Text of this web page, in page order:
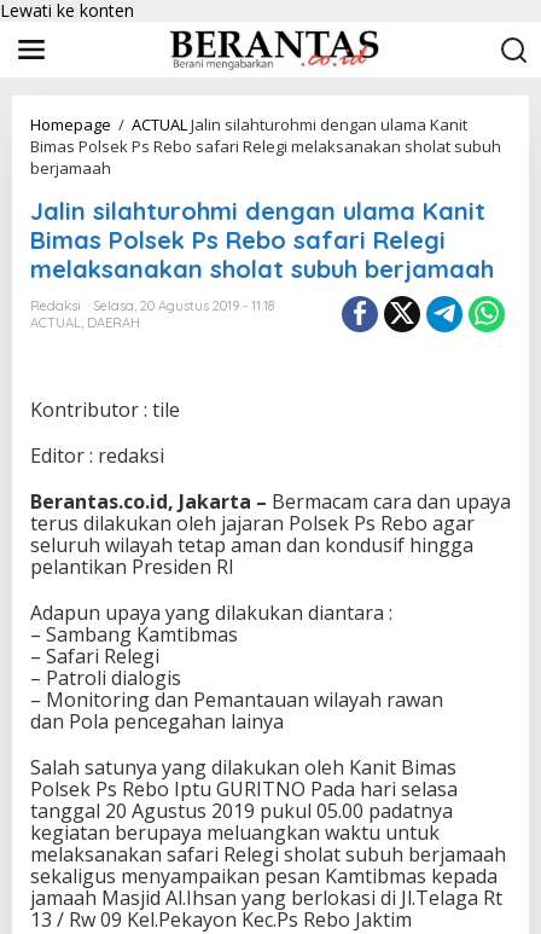
Lewati ke konten
Homepage / ACTUALJalin silahturohmi dengan ulama Kanit
Bimas Polsek Ps Rebo safari Relegi melaksanakan sholat subuh
berjamaah
Jalin silahturohmi dengan ulama Kanit
Bimas Polsek Ps Rebo safari Relegi
melaksanakan sholat subuh berjamaah
Redaksi
Selasa, 20 Agustus 2019 - 11:18
ACTUAL, DAERAH
Kontributor : tile
Editor : redaksi
Berantas.co.id, Jakarta – Bermacam cara dan upaya
terus dilakukan oleh jajaran Polsek Ps Rebo agar
seluruh wilayah tetap aman dan kondusif hingga
pelantikan Presiden RI
Adapun upaya yang dilakukan diantara :
– Sambang Kamtibmas
– Safari Relegi
– Patroli dialogis
– Monitoring dan Pemantauan wilayah rawan
dan Pola pencegahan lainya
Salah satunya yang dilakukan oleh Kanit Bimas
Polsek Ps Rebo Iptu GURITNO Pada hari selasa
tanggal 20 Agustus 2019 pukul 05.00 padatnya
kegiatan berupaya meluangkan waktu untuk
melaksanakan safari Relegi sholat subuh berjamaah
sekaligus menyampaikan pesan Kamtibmas kepada
jamaah Masjid Al.Ihsan yang berlokasi di Jl.Telaga Rt
13 / Rw 09 Kel.Pekayon Kec.Ps Rebo Jaktim